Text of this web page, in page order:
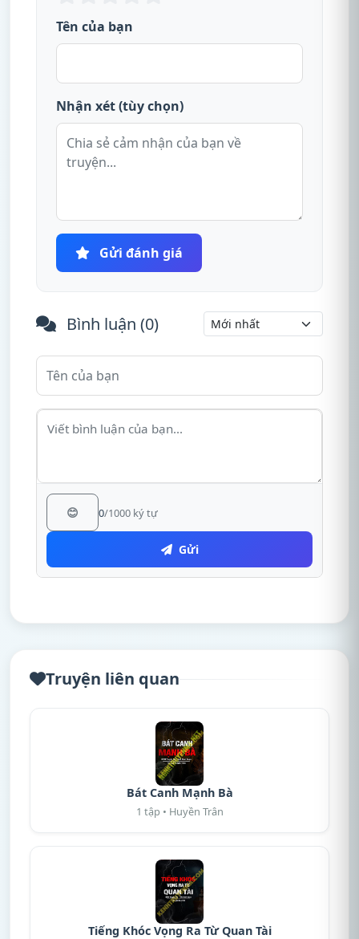
Tên của bạn
Nhận xét (tùy chọn)
Gửi đánh giá
Bình luận (0)
😊 0/1000 ký tự
Gửi
Truyện liên quan
Bát Canh Mạnh Bà
1 tập • Huyền Trân
Tiếng Khóc Vọng Ra Từ Quan Tài